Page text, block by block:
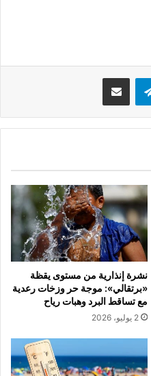
تيلقرام
نشرة إنذارية من مستوى يقظة
«برتقالي»: موجة حر وزخات رعدية
مع تساقط البرد وهبات رياح
2 يوليو، 2026